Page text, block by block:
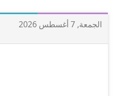
الجمعة, 7 أغسطس 2026